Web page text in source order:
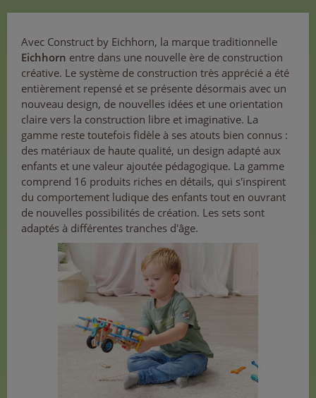
Avec Construct by Eichhorn, la marque traditionnelle
Eichhorn entre dans une nouvelle ère de construction
créative. Le système de construction très apprécié a été
entièrement repensé et se présente désormais avec un
nouveau design, de nouvelles idées et une orientation
claire vers la construction libre et imaginative. La
gamme reste toutefois fidèle à ses atouts bien connus :
des matériaux de haute qualité, un design adapté aux
enfants et une valeur ajoutée pédagogique. La gamme
comprend 16 produits riches en détails, qui s'inspirent
du comportement ludique des enfants tout en ouvrant
de nouvelles possibilités de création. Les sets sont
adaptés à différentes tranches d'âge.